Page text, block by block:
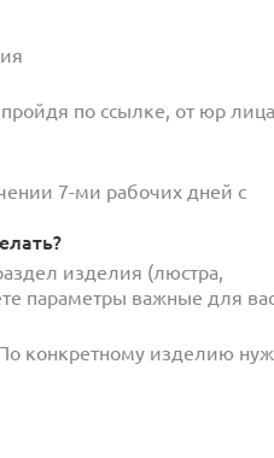
по ссылке, от юр
7-ми рабочих дней с
изделия (люстра,
параметры важные для
конкретному изделию